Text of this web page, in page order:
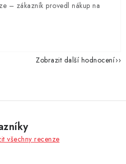
– zákazník provedl nákup na
Zobrazit další hodnocení
všechny recenze